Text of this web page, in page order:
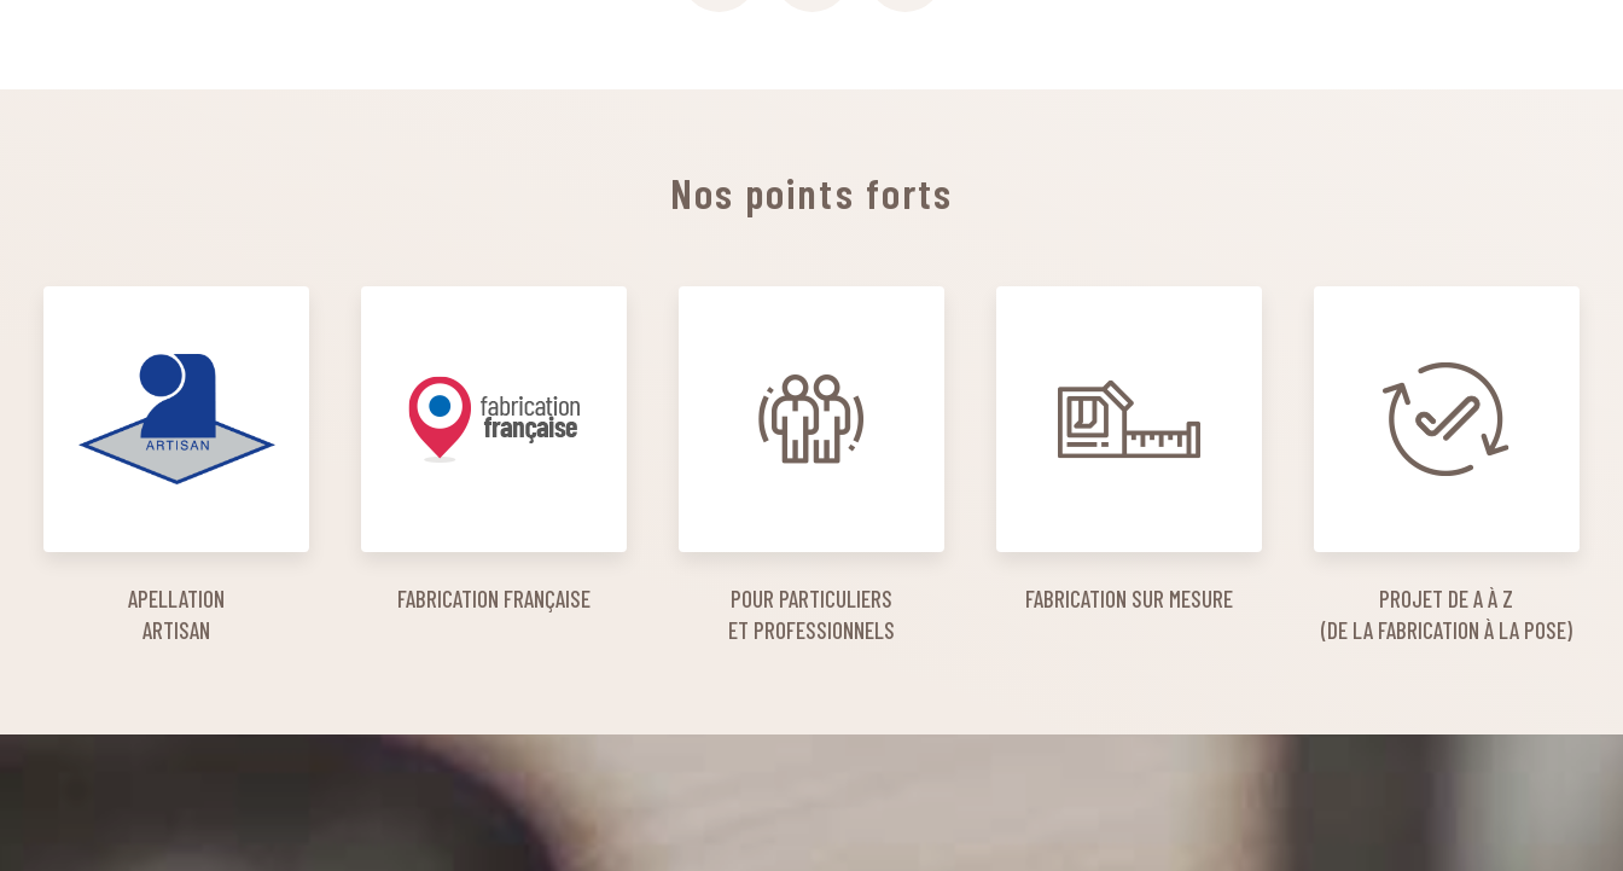
Nos points forts
APELLATION
ARTISAN
FABRICATION FRANÇAISE
POUR PARTICULIERS
ET PROFESSIONNELS
FABRICATION SUR MESURE
PROJET DE A À Z
(DE LA FABRICATION À LA POSE)